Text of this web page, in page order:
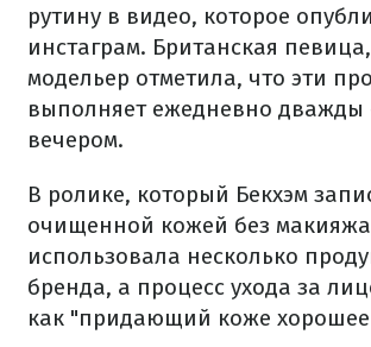
рутину в видео, которое
инстаграм. Британская
модельер отметила, что эти
выполняет ежедневно дважды
вечером.
В ролике, который Бекхэм
очищенной кожей без
использовала несколько
бренда, а процесс ухода за
как "придающий коже